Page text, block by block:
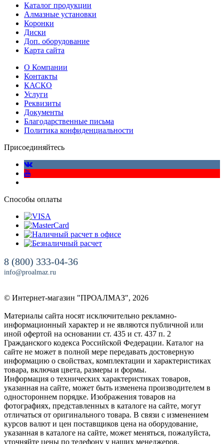
Каталог продукции
Алмазные установки
Коронки
Диски
Доп. оборудование
Карта сайта
О Компании
Контакты
КАСКО
Услуги
Реквизиты
Документы
Благодарственные письма
Политика конфиденциальности
Присоединяйтесь
Способы оплаты
8 (800) 333-04-36
info@proalmaz.ru
© Интернет-магазин "ПРОАЛМАЗ", 2026
Материалы сайта носят исключительно рекламно-
информационный характер и не являются публичной или
иной офертой на основании ст. 435 и ст. 437 п. 2
Гражданского кодекса Российской Федерации. Каталог на
сайте не может в полной мере передавать достоверную
информацию о свойствах, комплектации и характеристиках
товара, включая цвета, размеры и формы.
Информация о технических характеристиках товаров,
указанная на сайте, может быть изменена производителем в
одностороннем порядке. Изображения товаров на
фотографиях, представленных в каталоге на сайте, могут
отличаться от оригинального товара. В связи с изменением
курсов валют и цен поставщиков цена на оборудование,
указанная в каталоге на сайте, может меняться, пожалуйста,
уточняйте цены по телефону у наших менеджеров.